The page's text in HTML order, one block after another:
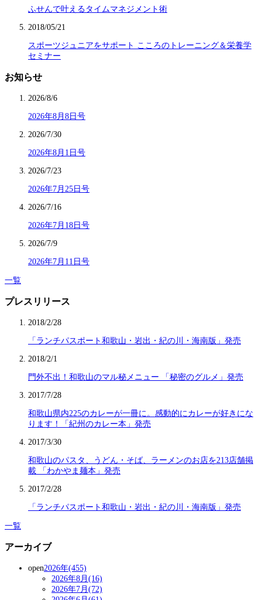
ふせんで叶えるタイムマネジメント術
2018/05/21
スポーツジュニアをサポート こころのトレーニング＆栄養学
セミナー
お知らせ
2026/8/6
2026年8月8日号
2026/7/30
2026年8月1日号
2026/7/23
2026年7月25日号
2026/7/16
2026年7月18日号
2026/7/9
2026年7月11日号
一覧
プレスリリース
2018/2/28
「ランチパスポート和歌山・岩出・紀の川・海南版」発売
2018/2/1
門外不出！和歌山のマル秘メニュー 「秘密のグルメ」発売
2017/7/28
和歌山県内225のカレーが一冊に。感動的にカレーが好きにな
ります！「紀州のカレー本」発売
2017/3/30
和歌山のパスタ、うどん・そば、ラーメンのお店を213店舗掲
載 「わかやま麺本」発売
2017/2/28
「ランチパスポート和歌山・岩出・紀の川・海南版」発売
一覧
アーカイブ
open2026年(455)
2026年8月(16)
2026年7月(72)